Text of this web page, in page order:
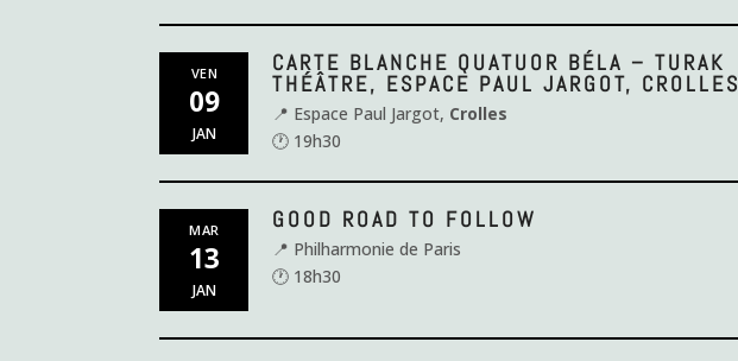
VEN
09
JAN
CARTE BLANCHE QUATUOR BÉLA – TURAK
THÉÂTRE, ESPACE PAUL JARGOT, CROLLES
📍 Espace Paul Jargot, Crolles
🕐 19h30
MAR
13
JAN
GOOD ROAD TO FOLLOW
📍 Philharmonie de Paris
🕐 18h30